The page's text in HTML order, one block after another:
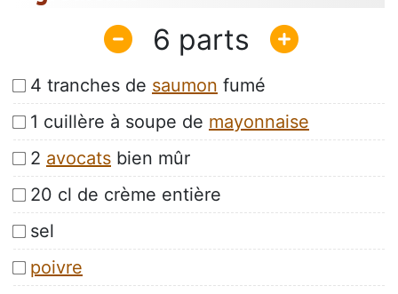
6
4 tranches de saumon fumé
1 cuillère à soupe de mayonnaise
2 avocats bien mûr
20 cl de crème entière
sel
poivre